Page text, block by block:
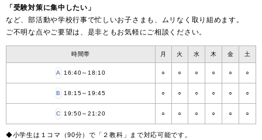
「受験対策に集中したい」
など、部活動や学校行事で忙しいお子さまも、ムリなく取り組めます。
ご不明な点やご要望は、是非ともお気軽にご相談ください。
時間帯 月 火 水 木 金 土
A 16:40～18:10 ○ ○ ○ ○ ○ ○
B 18:15～19:45 ○ ○ ○ ○ ○ ○
C 19:50～21:20 ○ ○ ○ ○ ○ ○
◆小学生は１コマ（90分）で「２教科」まで対応可能です。